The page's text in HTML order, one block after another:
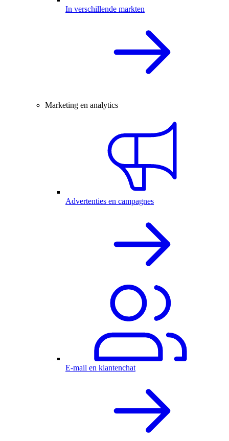
In verschillende markten
Marketing en analytics
Advertenties en campagnes
E-mail en klantenchat